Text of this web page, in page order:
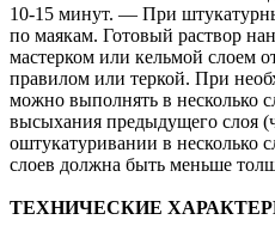
10-15 минут. — При
по маякам. Готовый раствор
мастерком или кельмой слоем
правилом или теркой. При
можно выполнять в несколько
высыхания предыдущего слоя
оштукатуривании в несколько
слоев должна быть меньше
ТЕХНИЧЕСКИЕ